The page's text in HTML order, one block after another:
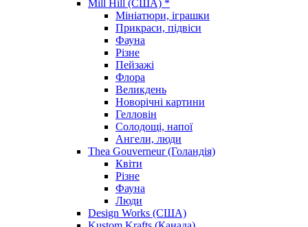
Mill Hill (США) *
Мініатюри, іграшки
Прикраси, підвіси
Фауна
Різне
Пейзажі
Флора
Великдень
Новорічні картини
Гелловін
Солодощі, напої
Ангели, люди
Thea Gouverneur (Голандія)
Квіти
Різне
Фауна
Люди
Design Works (США)